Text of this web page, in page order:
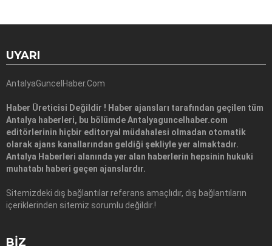
UYARI
AntalyaGuncelHaber.Com
Haber Üreticisi Değildir ! Haber ajansları tarafından geçilen tüm
Antalya haberleri, bu bölümde Antalyaguncelhaber.com
editörlerinin hiçbir editoryal müdahalesi olmadan otomatik
olarak ajans kanallarından geldiği şekliyle yer almaktadır.
Antalya Haberleri alanında yer alan haberlerin hepsinin hukuki
muhatabı haberi geçen ajanslardır.
Sitemizdeki dış bağlantılar referans amaçlıdır, dış bağlantıların
içeriklerinden sitemiz sorumlu değildir.!
BIZ